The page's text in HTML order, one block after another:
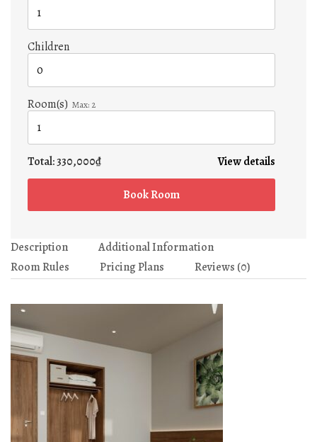
Description
Additional Information
Room Rules
Pricing Plans Reviews (0)
Children
Room(s) Max: 2
Total:330,000₫ View details
Book Room